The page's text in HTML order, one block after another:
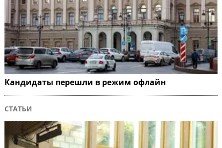
Кандидаты перешли в режим офлайн
СТАТЬИ